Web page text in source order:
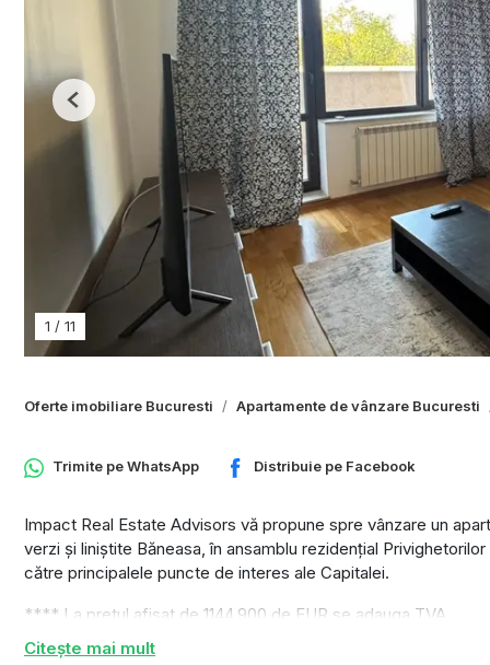
1 / 11
Previous
Oferte imobiliare Bucuresti Apartamente de vânzare Bucuresti
Trimite peWhatsApp Distribuie pe Facebook
Impact Real Estate Advisors vă propune spre vânzare un
verzi și liniștite Băneasa, în ansamblu rezidențial
către principalele puncte de interes ale Capitalei.
**** La pretul afisat de 1144,900 de EUR se adauga TVA.
**** Locul de parcare se achitioneaza separat: 15000 plus
Citește mai mult